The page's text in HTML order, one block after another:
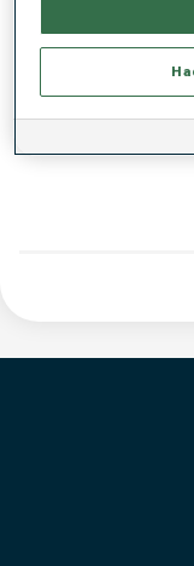
РЕЗУЛЬТАТЫ -
ДАННЫХ НЕТ